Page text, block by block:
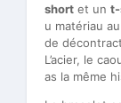
short et un
u matériau
de
L’acier, le
as la même